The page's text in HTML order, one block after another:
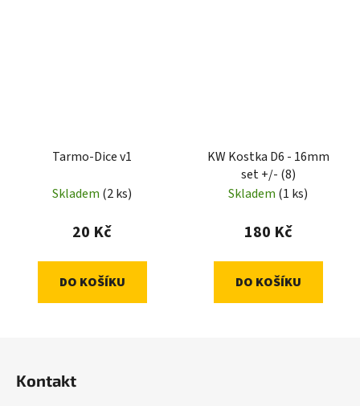
Tarmo-Dice v1
Skladem (2 ks)
20 Kč
DO KOŠÍKU
KW Kostka D6 - 16mm
set +/- (8)
Skladem (1 ks)
180 Kč
DO KOŠÍKU
Kontakt